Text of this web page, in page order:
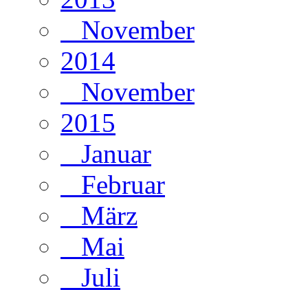
November
2014
November
2015
Januar
Februar
März
Mai
Juli